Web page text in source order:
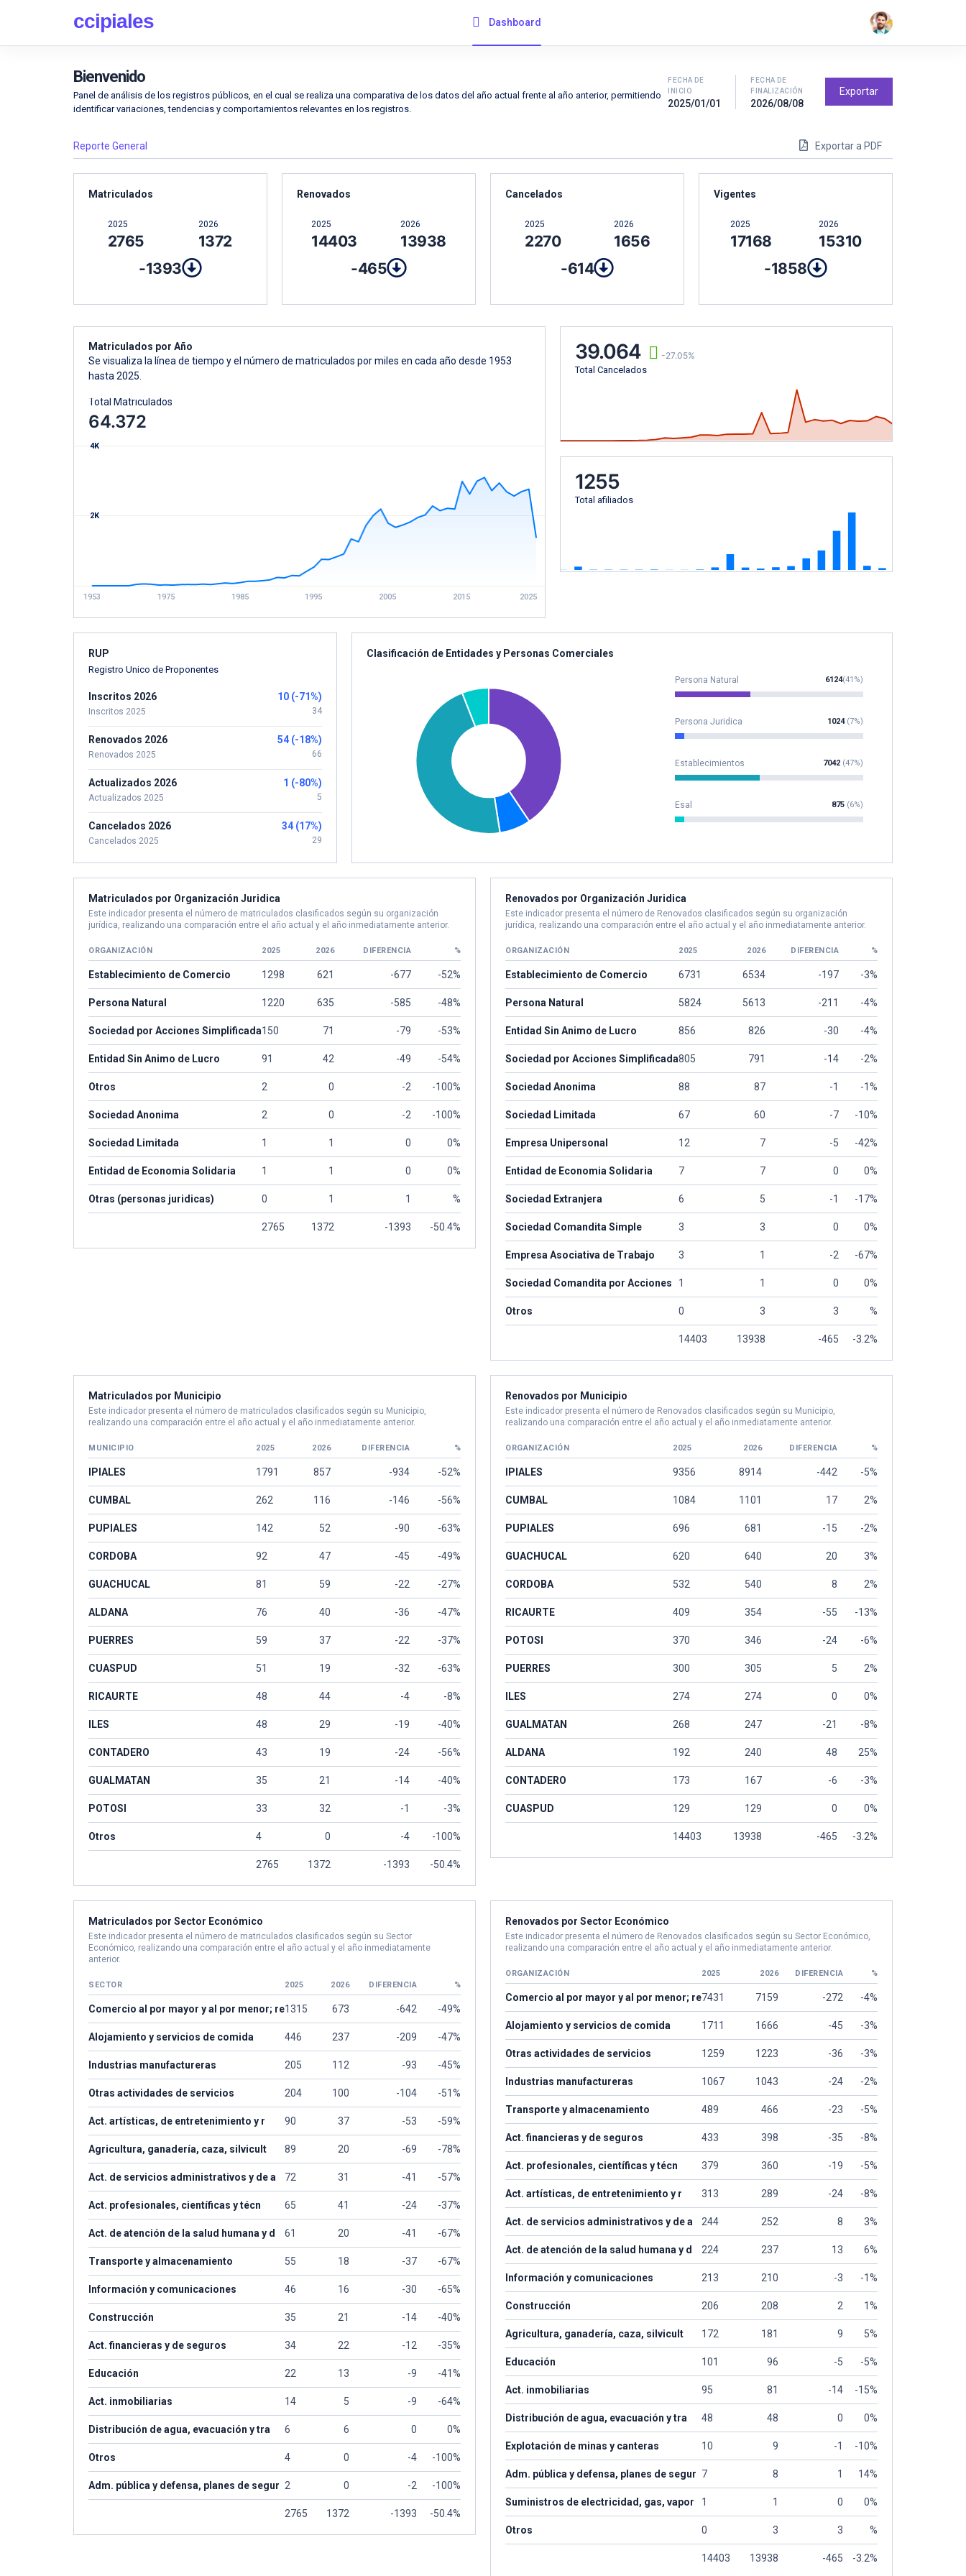
ccipiales Dashboard
Bienvenido
Panel de análisis de los registros públicos, en el cual se realiza una comparativa de los datos del año actual frente al año anterior, permitiendo
identificar variaciones, tendencias y comportamientos relevantes en los registros.
FECHA DE
INICIO
2025/01/01
FECHA DE
FINALIZACIÓN
2026/08/08
Exportar
Reporte General Exportar a PDF
Matriculados
2025
2765
2026
1372
-1393
Renovados
2025
14403
2026
13938
-465
Cancelados
2025
2270
2026
1656
-614
Vigentes
2025
17168
2026
15310
-1858
Matriculados por Año
Se visualiza la línea de tiempo y el número de matriculados por miles en cada año desde 1953
hasta 2025.
Total Matriculados
64.372
1953 1975 1985 1995 2005 2015 2025
2K
4K
39.064
-27.05%
Total Cancelados
1255
Total afiliados
RUP
Registro Unico de Proponentes
Inscritos 2026
Inscritos 2025
10 (-71%)
34
Renovados 2026
Renovados 2025
54 (-18%)
66
Actualizados 2026
Actualizados 2025
1 (-80%)
5
Cancelados 2026
Cancelados 2025
34 (17%)
29
Clasificación de Entidades y Personas Comerciales
Persona Natural 6124(41%)
Persona Juridica 1024 (7%)
Establecimientos 7042 (47%)
Esal 875 (6%)
Matriculados por Organización Juridica
Este indicador presenta el número de matriculados clasificados según su organización
jurídica, realizando una comparación entre el año actual y el año inmediatamente anterior.
ORGANIZACIÓN 2025 2026 DIFERENCIA %
Establecimiento de Comercio 1298 621 -677 -52%
Persona Natural 1220 635 -585 -48%
Sociedad por Acciones Simplificada150 71 -79 -53%
Entidad Sin Animo de Lucro 91 42 -49 -54%
Otros 2 0 -2 -100%
Sociedad Anonima 2 0 -2 -100%
Sociedad Limitada 1 1 0 0%
Entidad de Economia Solidaria 1 1 0 0%
Otras (personas juridicas) 0 1 1 %
2765 1372 -1393 -50.4%
Renovados por Organización Juridica
Este indicador presenta el número de Renovados clasificados según su organización
jurídica, realizando una comparación entre el año actual y el año inmediatamente anterior.
ORGANIZACIÓN 2025 2026 DIFERENCIA %
Establecimiento de Comercio 6731 6534 -197 -3%
Persona Natural 5824 5613 -211 -4%
Entidad Sin Animo de Lucro 856 826 -30 -4%
Sociedad por Acciones Simplificada805 791 -14 -2%
Sociedad Anonima 88 87 -1 -1%
Sociedad Limitada 67 60 -7 -10%
Empresa Unipersonal 12 7 -5 -42%
Entidad de Economia Solidaria 7 7 0 0%
Sociedad Extranjera 6 5 -1 -17%
Sociedad Comandita Simple 3 3 0 0%
Empresa Asociativa de Trabajo 3 1 -2 -67%
Sociedad Comandita por Acciones 1 1 0 0%
Otros 0 3 3 %
14403 13938 -465 -3.2%
Matriculados por Municipio
Este indicador presenta el número de matriculados clasificados según su Municipio,
realizando una comparación entre el año actual y el año inmediatamente anterior.
MUNICIPIO 2025 2026 DIFERENCIA %
IPIALES 1791 857 -934 -52%
CUMBAL 262 116 -146 -56%
PUPIALES 142 52 -90 -63%
CORDOBA 92 47 -45 -49%
GUACHUCAL 81 59 -22 -27%
ALDANA 76 40 -36 -47%
PUERRES 59 37 -22 -37%
CUASPUD 51 19 -32 -63%
RICAURTE 48 44 -4 -8%
ILES 48 29 -19 -40%
CONTADERO 43 19 -24 -56%
GUALMATAN 35 21 -14 -40%
POTOSI 33 32 -1 -3%
Otros 4 0 -4 -100%
2765 1372 -1393 -50.4%
Renovados por Municipio
Este indicador presenta el número de Renovados clasificados según su Municipio,
realizando una comparación entre el año actual y el año inmediatamente anterior.
ORGANIZACIÓN 2025 2026 DIFERENCIA %
IPIALES 9356 8914 -442 -5%
CUMBAL 1084 1101 17 2%
PUPIALES 696 681 -15 -2%
GUACHUCAL 620 640 20 3%
CORDOBA 532 540 8 2%
RICAURTE 409 354 -55 -13%
POTOSI 370 346 -24 -6%
PUERRES 300 305 5 2%
ILES 274 274 0 0%
GUALMATAN 268 247 -21 -8%
ALDANA 192 240 48 25%
CONTADERO 173 167 -6 -3%
CUASPUD 129 129 0 0%
14403 13938 -465 -3.2%
Matriculados por Sector Económico
Este indicador presenta el número de matriculados clasificados según su Sector
Económico, realizando una comparación entre el año actual y el año inmediatamente
anterior.
SECTOR 2025 2026 DIFERENCIA %
Comercio al por mayor y al por menor; re1315 673 -642 -49%
Alojamiento y servicios de comida 446 237 -209 -47%
Industrias manufactureras 205 112 -93 -45%
Otras actividades de servicios 204 100 -104 -51%
Act. artísticas, de entretenimiento y r 90 37 -53 -59%
Agricultura, ganadería, caza, silvicult 89 20 -69 -78%
Act. de servicios administrativos y de a 72 31 -41 -57%
Act. profesionales, científicas y técn 65 41 -24 -37%
Act. de atención de la salud humana y d 61 20 -41 -67%
Transporte y almacenamiento 55 18 -37 -67%
Información y comunicaciones 46 16 -30 -65%
Construcción 35 21 -14 -40%
Act. financieras y de seguros 34 22 -12 -35%
Educación 22 13 -9 -41%
Act. inmobiliarias 14 5 -9 -64%
Distribución de agua, evacuación y tra 6 6 0 0%
Otros 4 0 -4 -100%
Adm. pública y defensa, planes de segur 2 0 -2 -100%
2765 1372 -1393 -50.4%
Renovados por Sector Económico
Este indicador presenta el número de Renovados clasificados según su Sector Económico,
realizando una comparación entre el año actual y el año inmediatamente anterior.
ORGANIZACIÓN 2025 2026 DIFERENCIA %
Comercio al por mayor y al por menor; re7431 7159 -272 -4%
Alojamiento y servicios de comida 1711 1666 -45 -3%
Otras actividades de servicios 1259 1223 -36 -3%
Industrias manufactureras 1067 1043 -24 -2%
Transporte y almacenamiento 489 466 -23 -5%
Act. financieras y de seguros 433 398 -35 -8%
Act. profesionales, científicas y técn 379 360 -19 -5%
Act. artísticas, de entretenimiento y r 313 289 -24 -8%
Act. de servicios administrativos y de a 244 252 8 3%
Act. de atención de la salud humana y d 224 237 13 6%
Información y comunicaciones 213 210 -3 -1%
Construcción 206 208 2 1%
Agricultura, ganadería, caza, silvicult 172 181 9 5%
Educación 101 96 -5 -5%
Act. inmobiliarias 95 81 -14 -15%
Distribución de agua, evacuación y tra 48 48 0 0%
Explotación de minas y canteras 10 9 -1 -10%
Adm. pública y defensa, planes de segur 7 8 1 14%
Suministros de electricidad, gas, vapor 1 1 0 0%
Otros 0 3 3 %
14403 13938 -465 -3.2%